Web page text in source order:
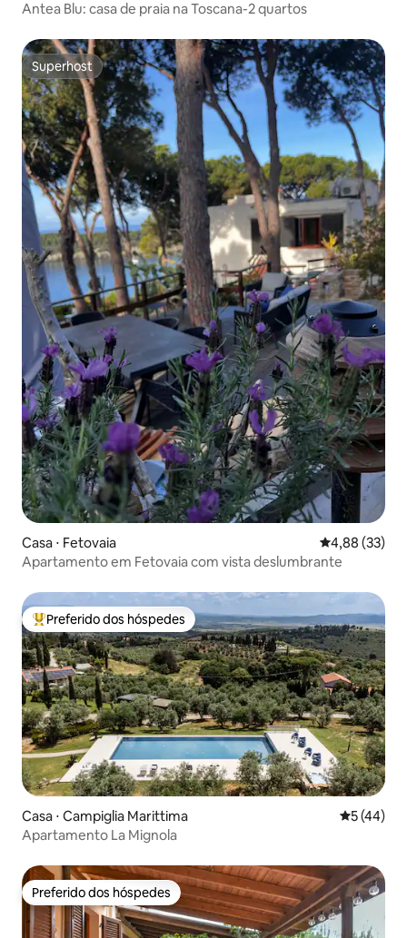
Antea Blu: casa de praia na Toscana-2 quartos
Superhost
Superhost
Casa ⋅ Fetovaia 4,88 de uma
4,88 (33)
Apartamento em Fetovaia com vista deslumbrante
Entre os melhores preferidos dos hóspedes
Preferido dos hóspedes
Casa ⋅ Campiglia Marittima 5 de uma
5 (44)
Apartamento La Mignola
Preferido dos hóspedes
Preferido dos hóspedes